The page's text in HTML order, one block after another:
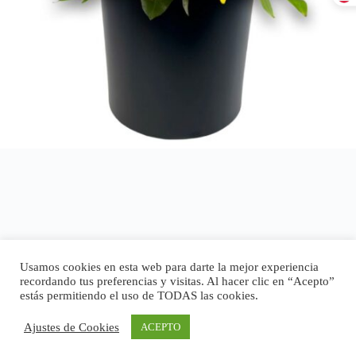
Usamos cookies en esta web para darte la mejor experiencia
recordando tus preferencias y visitas. Al hacer clic en “Acepto”
estás permitiendo el uso de TODAS las cookies.
Ajustes de Cookies ACEPTO